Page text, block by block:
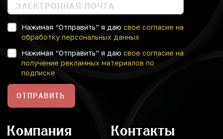
Нажимая “Отправить” я даю свое согласие на
обработку персональных данных
Нажимая “Отправить” я даю свое согласие на
получение рекламных материалов по
подписке
ОТПРАВИТЬ
Компания Контакты